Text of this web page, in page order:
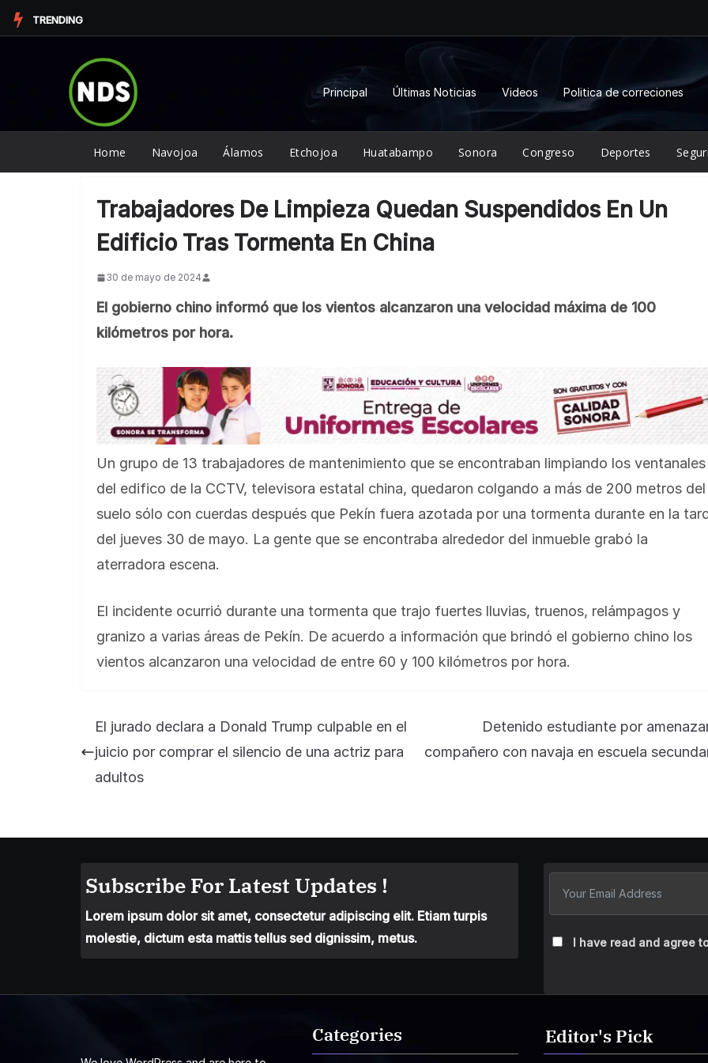
Saltar
al
TRENDING
Principal Últimas Noticias Videos Politica de correciones
Home Navojoa Álamos Etchojoa Huatabampo Sonora Congreso Deportes
Trabajadores De Limpieza Quedan Suspendidos En Un
Edificio Tras Tormenta En China
30 de mayo de 2024
El gobierno chino informó que los vientos alcanzaron una velocidad máxima de 100
kilómetros por hora.
Un grupo de 13 trabajadores de mantenimiento que se encontraban limpiando los ventanales
del edifico de la CCTV, televisora estatal china, quedaron colgando a más de 200 metros del
suelo sólo con cuerdas después que Pekín fuera azotada por una tormenta durante en la
del jueves 30 de mayo. La gente que se encontraba alrededor del inmueble grabó la
aterradora escena.
El incidente ocurrió durante una tormenta que trajo fuertes lluvias, truenos, relámpagos y
granizo a varias áreas de Pekín. De acuerdo a información que brindó el gobierno chino los
vientos alcanzaron una velocidad de entre 60 y 100 kilómetros por hora.
El jurado declara a Donald Trump culpable en el
juicio por comprar el silencio de una actriz para
adultos
Detenido estudiante por
compañero con navaja en escuela
Subscribe For Latest Updates !
Lorem ipsum dolor sit amet, consectetur adipiscing elit. Etiam turpis
molestie, dictum esta mattis tellus sed dignissim, metus.
I have read and agree
Categories Editor's Pick